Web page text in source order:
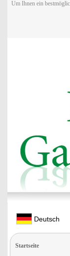
Um Ihnen ein
Deutsch
Startseite